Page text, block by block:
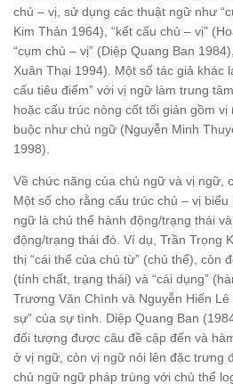
chủ – vị, sử dụng các thuật ngữ như
Kim Thản 1964), “kết cấu chủ – vị”
“cụm chủ – vị” (Diệp Quang Ban
Xuân Thại 1994). Một số tác giả khác
cấu tiêu điểm” với vị ngữ làm trung
hoặc cấu trúc nòng cốt tối giản gồm
buộc như chủ ngữ (Nguyễn Minh
1998).
Về chức năng của chủ ngữ và vị ngữ,
Một số cho rằng cấu trúc chủ – vị
ngữ là chủ thể hành động/trạng thái
động/trạng thái đó. Ví dụ, Trần Trọng
thị “cái thể của chủ từ” (chủ thể), còn
(tính chất, trạng thái) và “cái dụng”
Trương Văn Chình và Nguyễn Hiến
sự” của sự tình. Diệp Quang Ban
đối tượng được câu đề cập đến và
ở vị ngữ, còn vị ngữ nói lên đặc trưng
chủ ngữ ngữ pháp trùng với chủ thể